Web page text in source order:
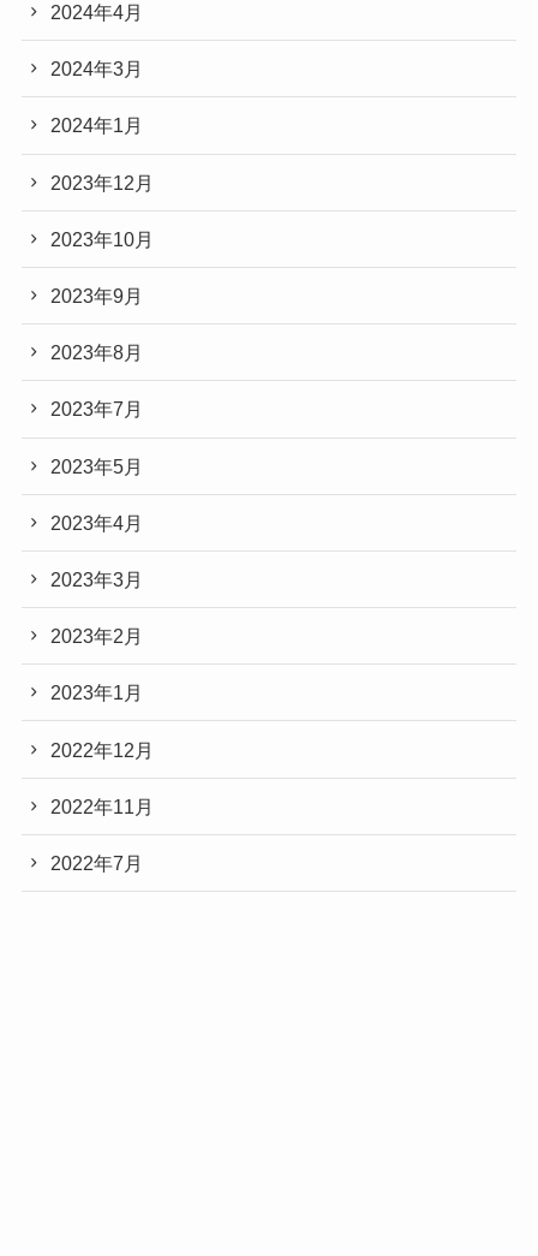
2024年4月
2024年3月
2024年1月
2023年12月
2023年10月
2023年9月
2023年8月
2023年7月
2023年5月
2023年4月
2023年3月
2023年2月
2023年1月
2022年12月
2022年11月
2022年7月